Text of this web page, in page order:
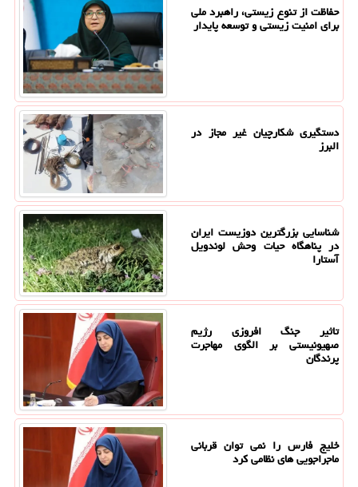
حفاظت از تنوع زیستی، راهبرد ملی
برای امنیت زیستی و توسعه پایدار
دستگیری شکارچیان غیر مجاز در
البرز
شناسایی بزرگترین دوزیست ایران
در پناهگاه حیات وحش لوندویل
آستارا
تاثیر جنگ افروزی رژیم
صهیونیستی بر الگوی مهاجرت
پرندگان
خلیج فارس را نمی توان قربانی
ماجراجویی های نظامی کرد